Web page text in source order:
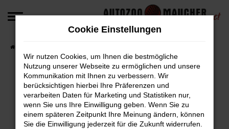
Zum
Fehler: Network Error
Beim Laden ist ein Fehler aufgetreten.
Hier sind ein paar Tipps, die dir helfen können:
Cookie Einstellungen
Wir nutzen Cookies, um Ihnen die bestmögliche
Nutzung unserer Webseite zu ermöglichen und unsere
Kommunikation mit Ihnen zu verbessern. Wir
berücksichtigen hierbei Ihre Präferenzen und
verarbeiten Daten für Marketing und Statistiken nur,
wenn Sie uns Ihre Einwilligung geben. Wenn Sie zu
einem späteren Zeitpunkt Ihre Meinung ändern, können
Sie die Einwilligung jederzeit für die Zukunft widerrufen.